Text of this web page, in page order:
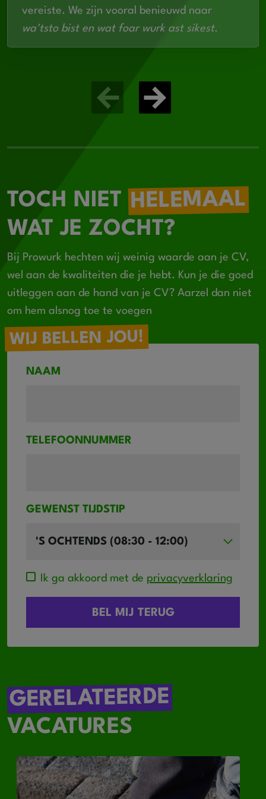
vereiste. We zijn vooral benieuwd naar
wa'tsto bist en wat foar wurk ast sikest.
TOCH NIETHELEMAAL
WAT JE ZOCHT?
Bij Prowurk hechten wij weinig waarde aan je CV,
wel aan de kwaliteiten die je hebt. Kun je die goed
uitleggen aan de hand van je CV? Aarzel dan niet
om hem alsnog toe te voegen
WIJ BELLEN JOU!
NAAM
TELEFOONNUMMER
GEWENST TIJDSTIP
Ik ga akkoord met de privacyverklaring
GERELATEERDE
VACATURES